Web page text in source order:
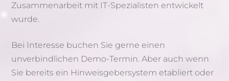
Zusammenarbeit mit IT-Spezialisten entwickelt
wurde.
Bei Interesse buchen Sie gerne einen
unverbindlichen Demo-Termin. Aber auch wenn
Sie bereits ein Hinweisgebersystem etabliert oder